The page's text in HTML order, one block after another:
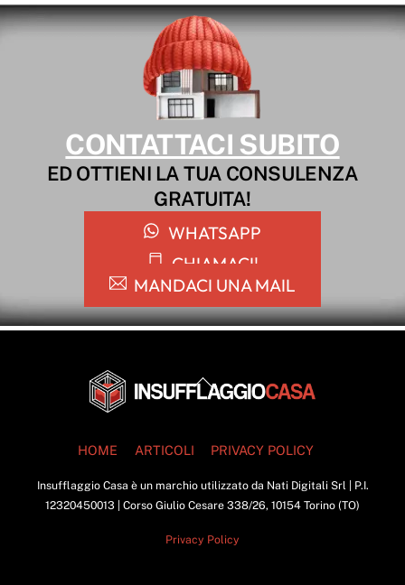
CONTATTACI SUBITO
ED OTTIENI LA TUA CONSULENZA
GRATUITA!
WHATSAPP
CHIAMACI!
MANDACI UNA MAIL
Back
To
HOME
ARTICOLI PRIVACY POLICY
Insufflaggio Casa è un marchio utilizzato da Nati Digitali Srl | P.I.
12320450013 | Corso Giulio Cesare 338/26, 10154 Torino (TO)
Privacy Policy